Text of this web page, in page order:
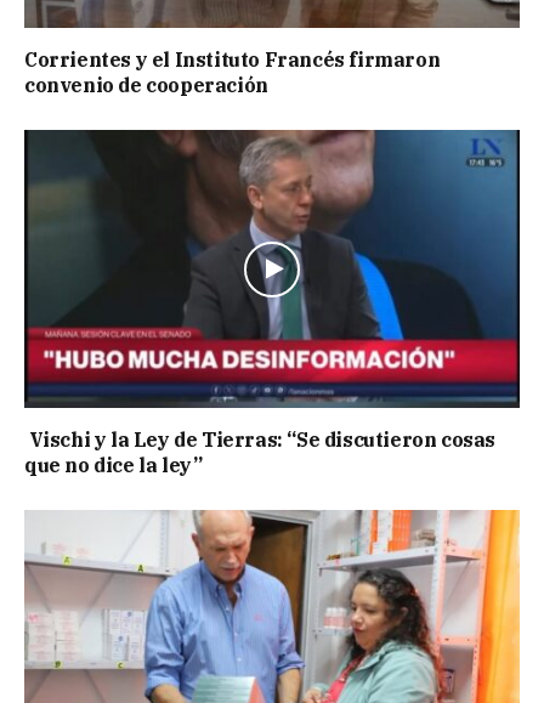
Corrientes y el Instituto Francés firmaron
convenio de cooperación
Vischi y la Ley de Tierras: “Se discutieron cosas
que no dice la ley”